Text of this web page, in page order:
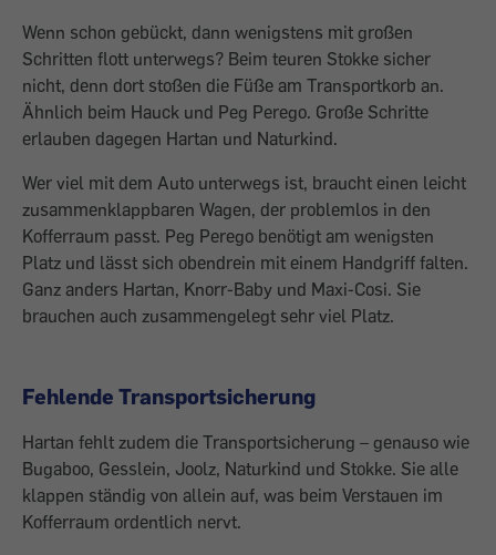
Wenn schon gebückt, dann wenigstens mit großen
Schritten flott unterwegs? Beim teuren Stokke sicher
nicht, denn dort stoßen die Füße am Transportkorb an.
Ähnlich beim Hauck und Peg Perego. Große Schritte
erlauben dagegen Hartan und Naturkind.
Wer viel mit dem Auto unterwegs ist, braucht einen leicht
zusammenklappbaren Wagen, der problemlos in den
Kofferraum passt. Peg Perego benötigt am wenigsten
Platz und lässt sich obendrein mit einem Handgriff falten.
Ganz anders Hartan, Knorr-Baby und Maxi-Cosi. Sie
brauchen auch zusammengelegt sehr viel Platz.
Fehlende Transportsicherung
Hartan fehlt zudem die Transportsicherung – genauso wie
Bugaboo, Gesslein, Joolz, Naturkind und Stokke. Sie alle
klappen ständig von allein auf, was beim Verstauen im
Kofferraum ordentlich nervt.